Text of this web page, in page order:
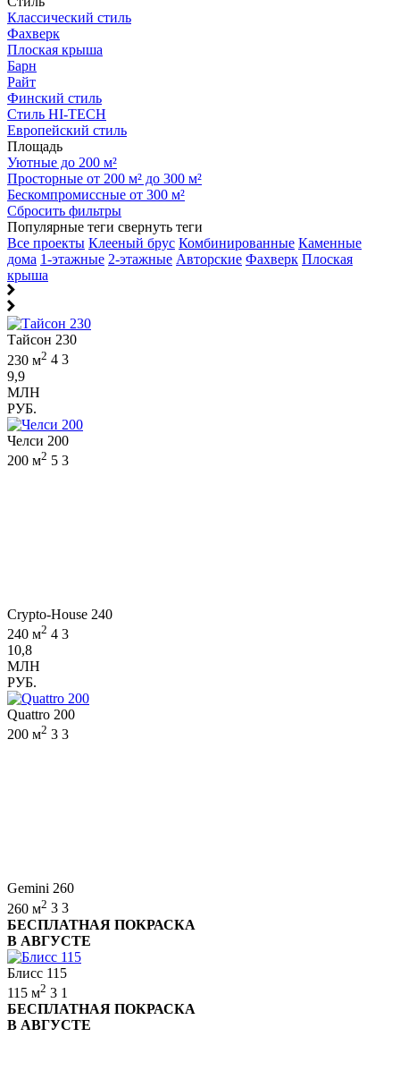
Классический стиль
Фахверк
Плоская крыша
Барн
Райт
Финский стиль
Стиль HI-TECH
Европейский стиль
Площадь
Уютные до 200 м²
Просторные от 200 м² до 300 м²
Бескомпромиссные от 300 м²
Сбросить фильтры
Популярные теги свернуть теги
Все проекты Клееный брус Комбинированные Каменные
дома 1-этажные 2-этажные Авторские Фахверк Плоская
крыша
Тайсон 230
230 м2 4 3
9,9
МЛН
РУБ.
Челси 200
200 м2 5 3
Crypto-House 240
240 м2 4 3
10,8
МЛН
РУБ.
Quattro 200
200 м2 3 3
Gemini 260
260 м2 3 3
БЕСПЛАТНАЯ ПОКРАСКА
В АВГУСТЕ
Блисс 115
115 м2 3 1
БЕСПЛАТНАЯ ПОКРАСКА
В АВГУСТЕ